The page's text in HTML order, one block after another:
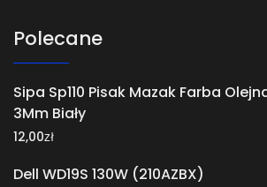
Polecane
Sipa Sp110 Pisak Mazak Farba
3Mm Biały
12,00zł
Dell WD19S 130W (210AZBX)